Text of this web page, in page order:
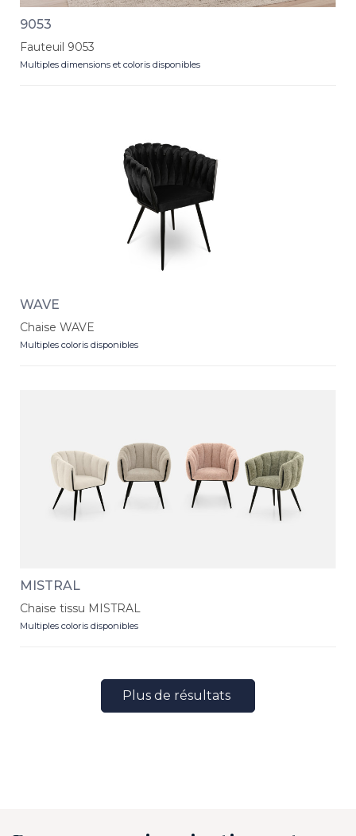
9053
Fauteuil 9053
Multiples dimensions et coloris disponibles
WAVE
Chaise WAVE
Multiples coloris disponibles
MISTRAL
Chaise tissu MISTRAL
Multiples coloris disponibles
Plus de résultats